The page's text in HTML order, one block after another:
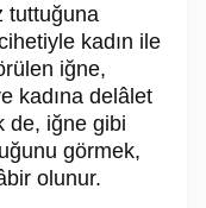
tuttuğuna
kadın ile
iğne,
kadına delâlet
de, iğne gibi
görmek,
olunur.